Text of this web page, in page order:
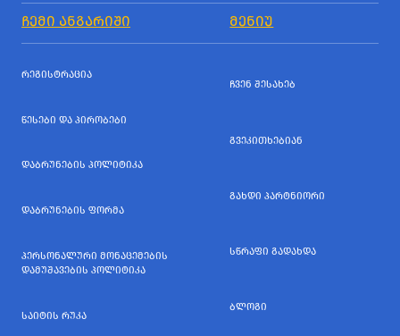
ᲩᲔᲛᲘ ᲐᲜᲒᲐᲠᲘᲨᲘ ᲛᲔᲜᲘᲣ
ᲠᲔᲒᲘᲡᲢᲠᲐᲪᲘᲐ
ᲬᲔᲡᲔᲑᲘ ᲓᲐ ᲞᲘᲠᲝᲑᲔᲑᲘ
ᲓᲐᲑᲠᲣᲜᲔᲑᲘᲡ ᲞᲝᲚᲘᲢᲘᲙᲐ
ᲓᲐᲑᲠᲣᲜᲔᲑᲘᲡ ᲤᲝᲠᲛᲐ
ᲞᲔᲠᲡᲝᲜᲐᲚᲣᲠᲘ ᲛᲝᲜᲐᲪᲔᲛᲔᲑᲘᲡ
ᲓᲐᲛᲣᲨᲐᲕᲔᲑᲘᲡ ᲞᲝᲚᲘᲢᲘᲙᲐ
ᲡᲐᲘᲢᲘᲡ ᲠᲣᲙᲐ
ᲩᲕᲔᲜ ᲨᲔᲡᲐᲮᲔᲑ
ᲒᲕᲔᲙᲘᲗᲮᲔᲑᲘᲐᲜ
ᲒᲐᲮᲓᲘ ᲞᲐᲠᲢᲜᲘᲝᲠᲘ
ᲡᲬᲠᲐᲤᲘ ᲒᲐᲓᲐᲮᲓᲐ
ᲑᲚᲝᲒᲘ